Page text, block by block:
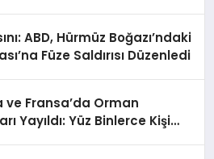
ABD, Hürmüz Boğazı’ndaki
Füze Saldırısı Düzenledi
ve Fransa’da Orman
Yayıldı: Yüz Binlerce Kişi